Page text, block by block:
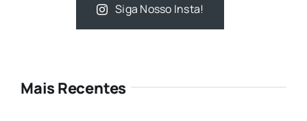
Siga Nosso Insta!
Mais Recentes